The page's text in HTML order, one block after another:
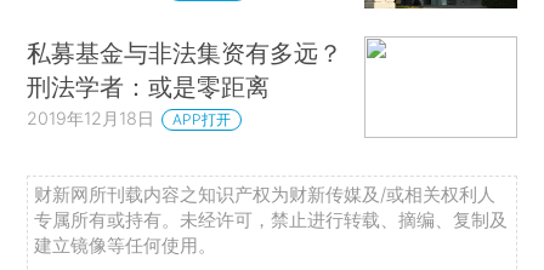
私募基金与非法集资有多远？
刑法学者：或是零距离
2019年12月18日 APP打开
财新网所刊载内容之知识产权为财新传媒及/或相关权利人
专属所有或持有。未经许可，禁止进行转载、摘编、复制及
建立镜像等任何使用。